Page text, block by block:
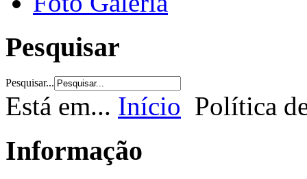
Pesquisar
Pesquisar...
Está em... Início Política
Informação